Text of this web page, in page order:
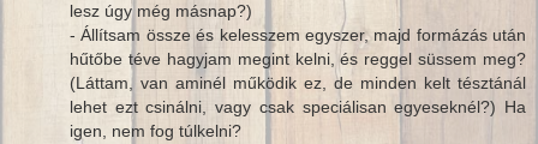
lesz úgy még másnap?)
- Állítsam össze és kelesszem egyszer, majd formázás után
hűtőbe téve hagyjam megint kelni, és reggel süssem meg?
(Láttam, van aminél működik ez, de minden kelt tésztánál
lehet ezt csinálni, vagy csak speciálisan egyeseknél?) Ha
igen, nem fog túlkelni?